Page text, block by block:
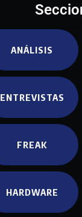
ANÁLISIS
ENTREVISTAS
FREAK
HARDWARE